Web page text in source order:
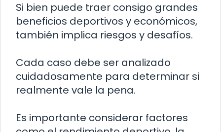
Si bien puede traer consigo grandes
beneficios deportivos y económicos,
también implica riesgos y desafíos.
Cada caso debe ser analizado
cuidadosamente para determinar si
realmente vale la pena.
Es importante considerar factores